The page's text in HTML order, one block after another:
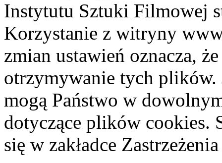
Instytutu Sztuki Filmowej
Korzystanie z witryny
zmian ustawień oznacza,
otrzymywanie tych plików.
mogą Państwo w
dotyczące plików cookies.
się w zakładce